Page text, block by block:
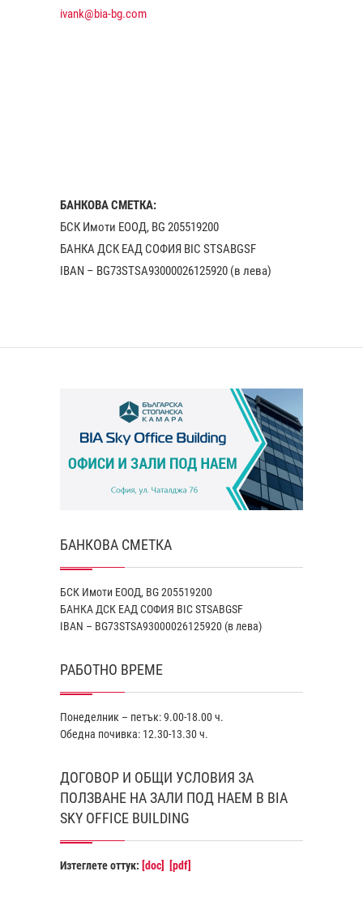
ivank@bia-bg.com
БАНКОВА СМЕТКА:
БСК Имоти ЕООД, BG 205519200
БАНКА ДСК EАД СОФИЯ BIC STSABGSF
IBAN – BG73STSA93000026125920 (в лева)
БАНКОВА СМЕТКА
БСК Имоти ЕООД, BG 205519200
БАНКА ДСК EАД СОФИЯ BIC STSABGSF
IBAN – BG73STSA93000026125920 (в лева)
РАБОТНО ВРЕМЕ
Понеделник – петък: 9.00-18.00 ч.
Обедна почивка: 12.30-13.30 ч.
ДОГОВОР И ОБЩИ УСЛОВИЯ ЗА
ПОЛЗВАНЕ НА ЗАЛИ ПОД НАЕМ В BIA
SKY OFFICE BUILDING
Изтеглете оттук: [doc] [pdf]